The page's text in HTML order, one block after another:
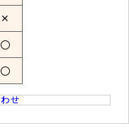
✕
〇
〇
せ